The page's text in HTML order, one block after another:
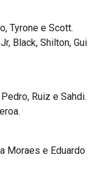
Tyrone e Scott.
Black, Shilton, Gui
Ruiz e Sahdi.
Moraes e Eduardo